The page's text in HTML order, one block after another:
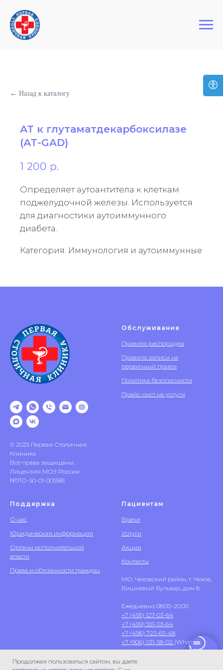
Первая Столичная Клиника
Продолжая пользоваться сайтом, вы даете
← Назад к каталогу
АТ к глутаматдекарбоксилазе
(АТ-GAD)
1 200 р.
Определяет аутоантитела к клеткам
поджелудочной железы. Используется
для диагностики аутоиммунного
диабета.
Категория: Иммунология и аутоиммунные
© 2025 Первая Столичная
Клиника
Все права защищены.
Лицензия МОЗ России:
№ЛО-50-01-005581
Обслуживание
Правила распорядка
Правила записи на
первичный прием
Политика безопасности
Прайс-лист на услуги
Поддержка
О нас
Юридическая информация
Органы исполнительной
власти
Права и обязанности граждан
Пациентам
Врачи
Услуги
Акции
Контакты
МО, Чеховский район, г. Чехов,
Вишневый бульвар, дом 8
Ежедневно 08:00-20:00
+7 (495) 127-03-64
+7 (499) 551-03-64
+7 (496) 723-65-48
+7 (906) 031-58-02 (WhatsApp)